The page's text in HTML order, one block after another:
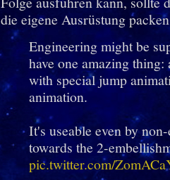
die eigene Ausrüstung
Engineering might be
have one amazing thing:
with special jump
animation.
It's useable even by
towards the 2-
pic.twitter.com/